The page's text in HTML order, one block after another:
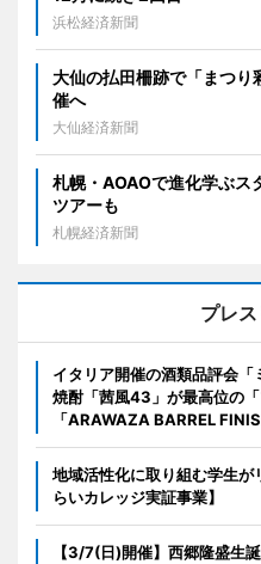
浜松経済新聞
大仙の払田柵跡で「まつ
催へ
大仙経済新聞
札幌・AOAOで進化学ぶ
ツアーも
札幌経済新聞
プレ
イタリア開催の酒類品評会
焼酎「茜風43」が最高位の「
「ARAWAZA BARREL
地域活性化に取り組む学生
らいカレッジ実証事業】
【3/7(日)開催】西郷隆盛生